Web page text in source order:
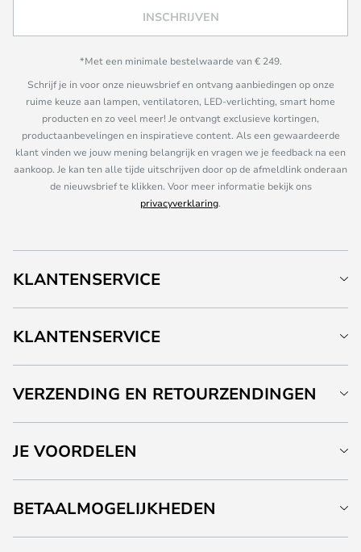
INSCHRIJVEN
*Met een minimale bestelwaarde van € 249.
Schrijf je in voor onze nieuwsbrief en ontvang aanbiedingen op onze
ruime keuze aan lampen, ventilatoren, LED-verlichting, smart home
producten en zo veel meer! Je ontvangt exclusieve kortingen,
productaanbevelingen en inspiratieve content. Als een gewaardeerde
klant vinden we jouw mening belangrijk en vragen we je feedback na een
aankoop. Je kan ten alle tijde uitschrijven door op de afmeldlink onderaan
de nieuwsbrief te klikken. Voor meer informatie bekijk ons
privacyverklaring.
KLANTENSERVICE
KLANTENSERVICE
VERZENDING EN RETOURZENDINGEN
JE VOORDELEN
BETAALMOGELIJKHEDEN